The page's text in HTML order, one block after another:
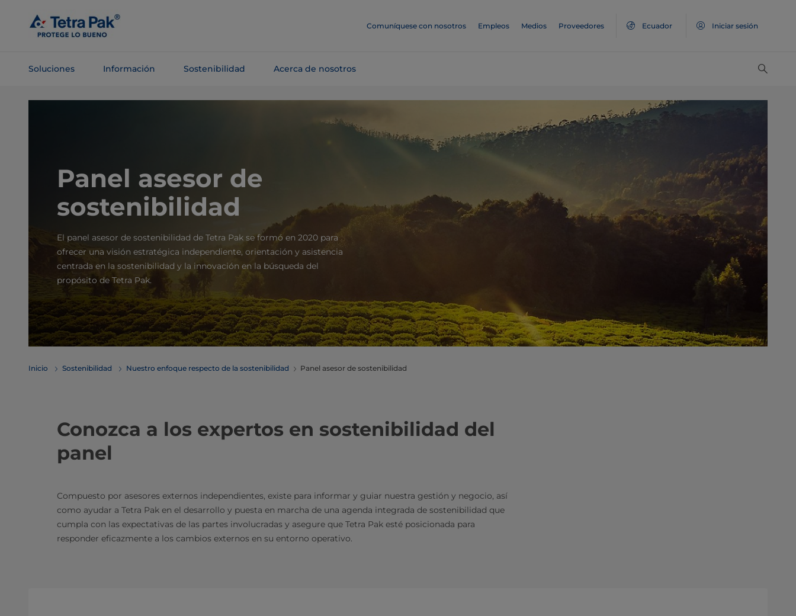
contenido
principal
Comuníquese con nosotros Empleos Medios Proveedores Ecuador Iniciar sesión
Soluciones Información Sostenibilidad Acerca de nosotros
Panel asesor de
sostenibilidad
El panel asesor de sostenibilidad de Tetra Pak se formó en 2020 para
ofrecer una visión estratégica independiente, orientación y asistencia
centrada en la sostenibilidad y la innovación en la búsqueda del
propósito de Tetra Pak.
Inicio Sostenibilidad Nuestro enfoque respecto de la sostenibilidad Panel asesor de sostenibilidad
Conozca a los expertos en sostenibilidad del
panel
Compuesto por asesores externos independientes, existe para informar y guiar nuestra gestión y negocio, así
como ayudar a Tetra Pak en el desarrollo y puesta en marcha de una agenda integrada de sostenibilidad que
cumpla con las expectativas de las partes involucradas y asegure que Tetra Pak esté posicionada para
responder eficazmente a los cambios externos en su entorno operativo.